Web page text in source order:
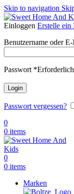
Skip to navigation
Einloggen Erstelle ein
Benutzername oder
Passwort *Erforderlich
Login
Passwort vergessen?
0
0 items
0
0 items
Marken